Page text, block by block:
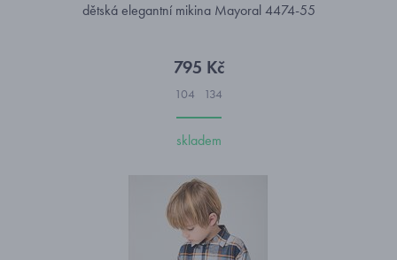
dětská elegantní mikina Mayoral 4474-55
795 Kč
104 134
skladem